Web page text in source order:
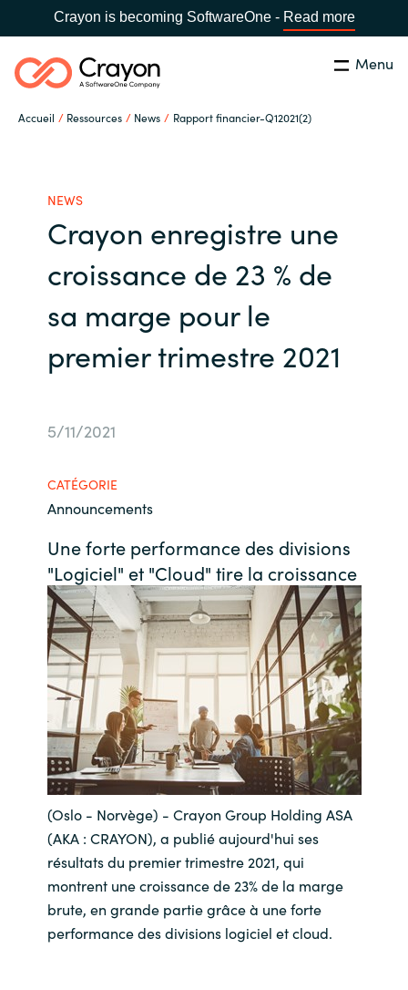
Crayon is becoming SoftwareOne - Read more
Menu
Accueil Ressources News Rapport financier-Q12021(2)
Global site
Estonia
Finland
Germany
Hungary
India
Indonesia
Kingdom of Saudi Arabia
Rechercher Fermer
Partenaires éditeurs
Ressources
A propos de Crayon
Carrières
NEWS
Crayon enregistre une
croissance de 23 % de
sa marge pour le
premier trimestre 2021
5/11/2021
CATÉGORIE
Announcements
Une forte performance des divisions
"Logiciel" et "Cloud" tire la croissance
(Oslo - Norvège) - Crayon Group Holding ASA
(AKA : CRAYON), a publié aujourd'hui ses
résultats du premier trimestre 2021, qui
montrent une croissance de 23% de la marge
brute, en grande partie grâce à une forte
performance des divisions logiciel et cloud.